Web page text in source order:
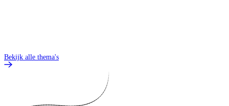
Bekijk alle thema's